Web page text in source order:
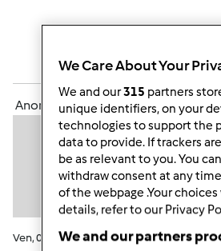
In cima
Accedio registratiper
Anonimo (non verificato)
Ven, 09/05/2014 - 20:52
We Care About Your
We and our315 partners
unique identifiers, on your
technologies to support the
data to provide. If trackers
be as relevant to you. You
withdraw consent at any
of the webpage .Your
details, refer to our Privacy
We and our partners